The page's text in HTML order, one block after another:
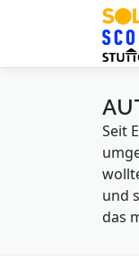
Seit
und
das